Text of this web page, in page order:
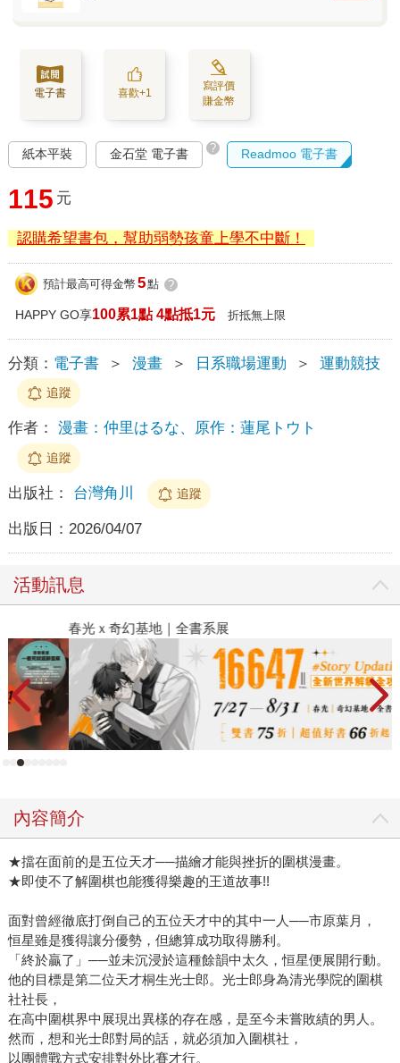
電子書 喜歡+1
寫評價
賺金幣
紙本平裝 金石堂 電子書 ? Readmoo 電子書
115 元
認購希望書包，幫助弱勢孩童上學不中斷！
預計最高可得金幣 5點 ?
HAPPY GO享100累1點 4點抵1元 折抵無上限
分類： 電子書 ＞ 漫畫 ＞ 日系職場運動 ＞ 運動競技
追蹤
作者： 漫畫：仲里はるな、原作：蓮尾トウト
追蹤
出版社： 台灣角川 追蹤
出版日： 2026/04/07
活動訊息
春光ｘ奇幻基地｜全書系展
內容簡介
★擋在面前的是五位天才──描繪才能與挫折的圍棋漫畫。
★即使不了解圍棋也能獲得樂趣的王道故事!!
面對曾經徹底打倒自己的五位天才中的其中一人──市原葉月，
恒星雖是獲得讓分優勢，但總算成功取得勝利。
「終於贏了」──並未沉浸於這種餘韻中太久，恒星便展開行動。
他的目標是第二位天才桐生光士郎。光士郎身為清光學院的圍棋
社社長，
在高中圍棋界中展現出異樣的存在感，是至今未嘗敗績的男人。
然而，想和光士郎對局的話，就必須加入圍棋社，
以團體戰方式安排對外比賽才行。